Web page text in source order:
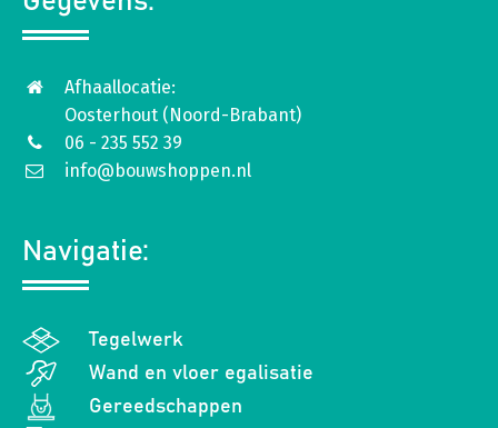
Afhaallocatie:
Oosterhout (Noord-Brabant)
06 - 235 552 39
info@bouwshoppen.nl
Navigatie:
Tegelwerk
Wand en vloer egalisatie
Gereedschappen